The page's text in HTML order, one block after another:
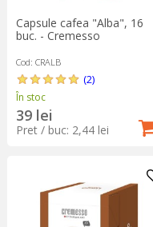
Capsule cafea "Alba", 16
buc. - Cremesso
Cod: CRALB
(2)
În stoc
39 lei
Pret / buc: 2,44 lei